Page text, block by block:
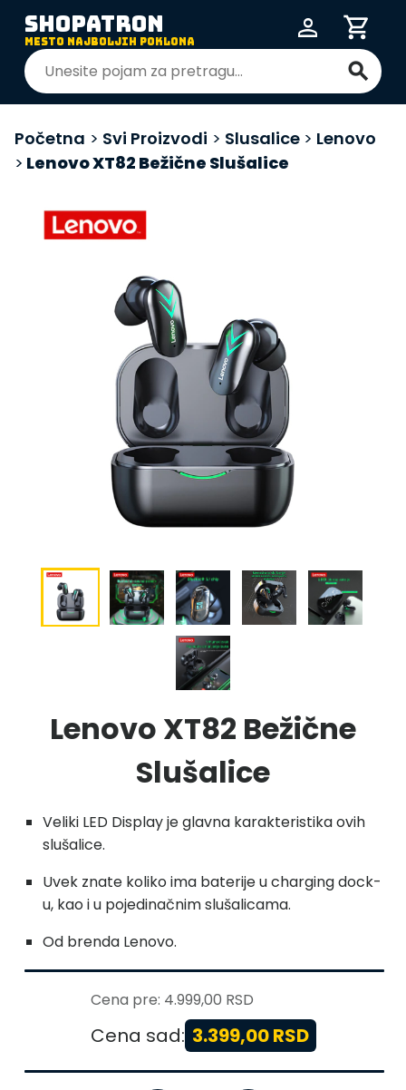
SHOPATRON
MESTO NAJBOLJIH POKLONA
search
person shopping_cart
Početna > Svi Proizvodi > Slusalice > Lenovo
> Lenovo XT82 Bežične Slušalice
Lenovo XT82 Bežične
Slušalice
Veliki LED Display je glavna karakteristika ovih
slušalice.
Uvek znate koliko ima baterije u charging dock-
u, kao i u pojedinačnim slušalicama.
Od brenda Lenovo.
Cena pre: 4.999,00 RSD
Cena sad: 3.399,00 RSD